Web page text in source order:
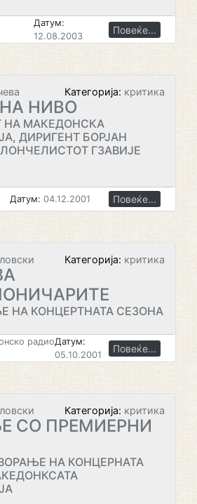
Датум:
12.08.2003
Повеќе...
Категорија: критика
НИВО
НА МАКЕДОНСКА
ДИРИГЕНТ БОРЈАН
ГЗАВИЈЕ
Датум: 04.12.2001 Повеќе...
Категорија: критика
НА КОНЦЕРТНАТА СЕЗОНА
радиоДатум:
05.10.2001
Повеќе...
Категорија: критика
СО ПРЕМИЕРНИ
НА КОНЦЕРНАТА